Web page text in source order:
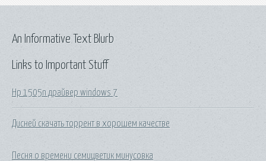
Links to Important Stuff
Hp 1505n драйвер windows 7
Дисней скачать торрент в хорошем качестве
Песня о времени семицветик минусовка
An Informative Text Blurb